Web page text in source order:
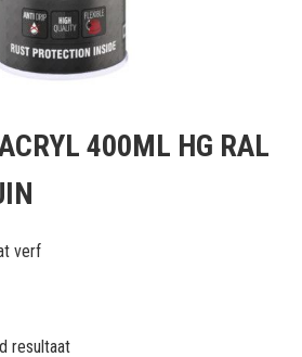
400ML HG RAL
verf
resultaat